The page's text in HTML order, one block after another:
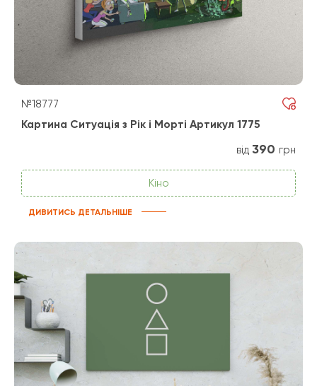
№18777
Картина Ситуація з Рік і Морті Артикул 1775
від 390 грн
Кіно
ДИВИТИСЬ ДЕТАЛЬНІШЕ